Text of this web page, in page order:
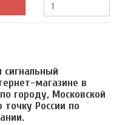
магазине в
по городу, Московской
России по